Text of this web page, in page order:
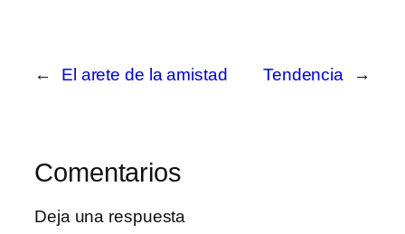
← El arete de la amistad Tendencia →
Comentarios
Deja una respuesta